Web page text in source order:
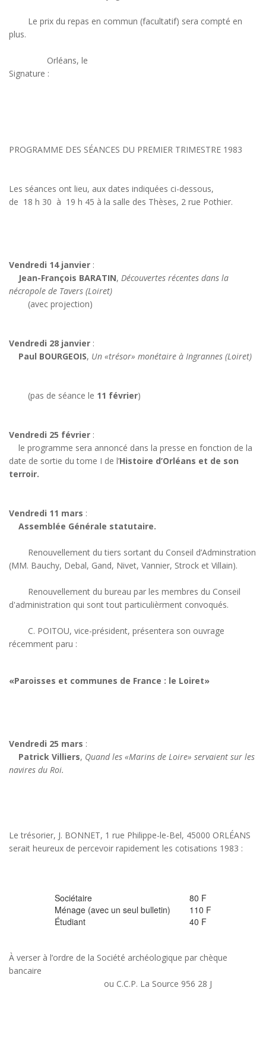
Le prix du repas en commun (facultatif) sera compté en
plus.
Orléans, le
Signature :
PROGRAMME DES SÉANCES DU PREMIER TRIMESTRE 1983
Les séances ont lieu, aux dates indiquées ci-dessous,
de 18 h 30 à 19 h 45 à la salle des Thèses, 2 rue Pothier.
Vendredi 14 janvier :
Jean-François BARATIN, Découvertes récentes dans la
nécropole de Tavers (Loiret)
(avec projection)
Vendredi 28 janvier :
Paul BOURGEOIS, Un «trésor» monétaire à Ingrannes (Loiret)
(pas de séance le 11 février)
Vendredi 25 février :
le programme sera annoncé dans la presse en fonction de la
date de sortie du tome I de l’Histoire d’Orléans et de son
terroir.
Vendredi 11 mars :
Assemblée Générale statutaire.
Renouvellement du tiers sortant du Conseil d’Adminstration
(MM. Bauchy, Debal, Gand, Nivet, Vannier, Strock et Villain).
Renouvellement du bureau par les membres du Conseil
d'administration qui sont tout particulièrment convoqués.
C. POITOU, vice-président, présentera son ouvrage
récemment paru :
«Paroisses et communes de France : le Loiret»
Vendredi 25 mars :
Patrick Villiers, Quand les «Marins de Loire» servaient sur les
navires du Roi.
Le trésorier, J. BONNET, 1 rue Philippe-le-Bel, 45000 ORLÉANS
serait heureux de percevoir rapidement les cotisations 1983 :
Sociétaire
Ménage (avec un seul bulletin)
Étudiant
80 F
110 F
40 F
À verser à l’ordre de la Société archéologique par chèque
bancaire
ou C.C.P. La Source 956 28 J